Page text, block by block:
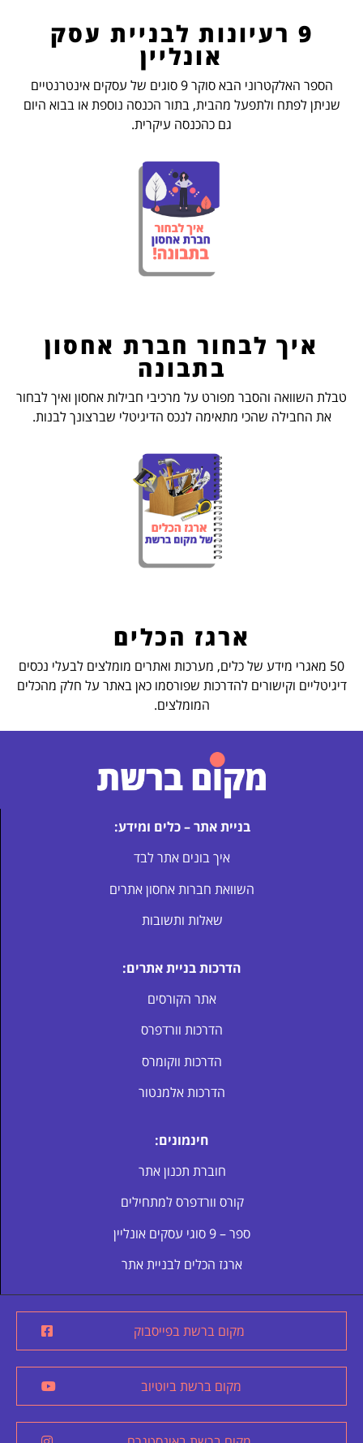
9 רעיונות לבניית עסק
אונליין
הספר האלקטרוני הבא סוקר 9 סוגים של עסקים אינטרנטיים
שניתן לפתח ולתפעל מהבית, בתור הכנסה נוספת או בבוא היום
גם כהכנסה עיקרית.
איך לבחור חברת אחסון
בתבונה
טבלת השוואה והסבר מפורט על מרכיבי חבילות אחסון ואיך לבחור
את החבילה שהכי מתאימה לנכס הדיגיטלי שברצונך לבנות.
ארגז הכלים
50 מאגרי מידע של כלים, מערכות ואתרים מומלצים לבעלי נכסים
דיגיטליים וקישורים להדרכות שפורסמו כאן באתר על חלק מהכלים
המומלצים.
בניית אתר – כלים ומידע:
איך בונים אתר לבד
השוואת חברות אחסון אתרים
שאלות ותשובות
הדרכות בניית אתרים:
אתר הקורסים
הדרכות וורדפרס
הדרכות ווקומרס
הדרכות אלמנטור
חינמונים:
חוברת תכנון אתר
קורס וורדפרס למתחילים
ספר – 9 סוגי עסקים אונליין
ארגז הכלים לבניית אתר
מקום ברשת בפייסבוק
מקום ברשת ביוטיוב